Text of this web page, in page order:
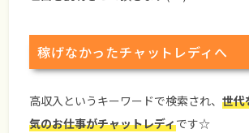
稼げなかったチャットレディへ
高収入というキーワードで検索され、世代
気のお仕事がチャットレディです☆